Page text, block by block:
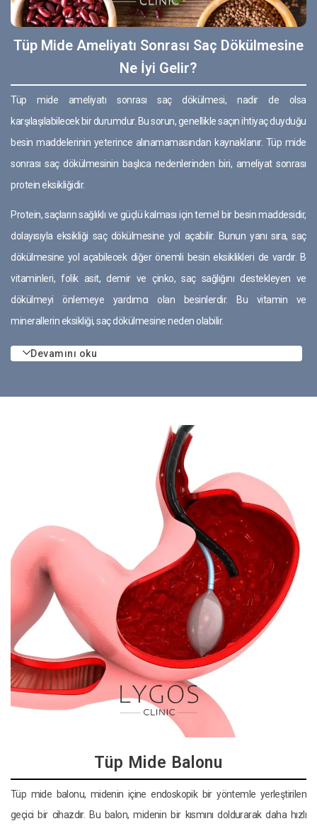
Tüp Mide Ameliyatı Sonrası Saç Dökülmesine
Ne İyi Gelir?
Tüp mide ameliyatı sonrası saç dökülmesi, nadir de olsa
karşılaşılabilecek bir durumdur. Bu sorun, genellikle saçın ihtiyaç duyduğu
besin maddelerinin yeterince alınamamasından kaynaklanır. Tüp mide
sonrası saç dökülmesinin başlıca nedenlerinden biri, ameliyat sonrası
protein eksikliğidir.
Protein, saçların sağlıklı ve güçlü kalması için temel bir besin maddesidir,
dolayısıyla eksikliği saç dökülmesine yol açabilir. Bunun yanı sıra, saç
dökülmesine yol açabilecek diğer önemli besin eksiklikleri de vardır. B
vitaminleri, folik asit, demir ve çinko, saç sağlığını destekleyen ve
dökülmeyi önlemeye yardımcı olan besinlerdir. Bu vitamin ve
minerallerin eksikliği, saç dökülmesine neden olabilir.
Devamını oku
Tüp Mide Balonu
Tüp mide balonu, midenin içine endoskopik bir yöntemle yerleştirilen
geçici bir cihazdır. Bu balon, midenin bir kısmını doldurarak daha hızlı